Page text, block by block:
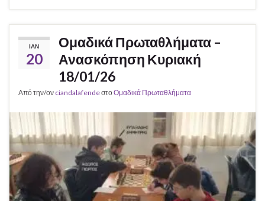
ΙΑΝ
20
Ομαδικά Πρωταθλήματα –
Ανασκόπηση Κυριακή
18/01/26
Από την/ον ciandalafendeστοΟμαδικά Πρωταθλήματα